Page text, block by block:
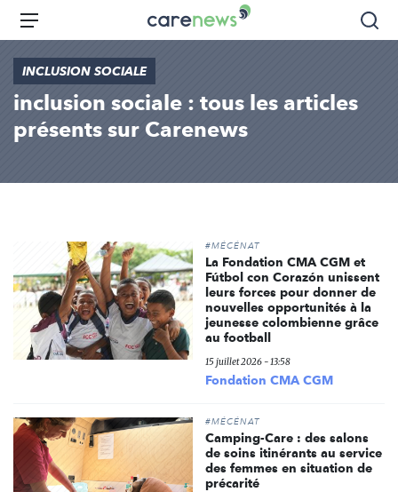
Aller
principal
Carenews,
Le
média
acteurs
de
l'engagement
Menu
INCLUSION SOCIALE
inclusion sociale : tous les articles
présents sur Carenews
#MÉCÉNAT
La Fondation CMA CGM et
Fútbol con Corazón unissent
leurs forces pour donner de
nouvelles opportunités à la
jeunesse colombienne grâce
au football
15 juillet 2026 - 13:58
Fondation CMA CGM
#MÉCÉNAT
Camping-Care : des salons
de soins itinérants au service
des femmes en situation de
précarité